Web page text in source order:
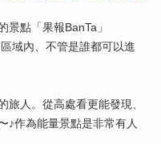
景點「果報BanTa」
域內、不管是誰都可以進
人。從高處看更能發現、
♪作為能量景點是非常有人